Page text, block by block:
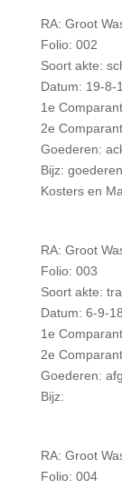
RA: Groot
Folio: 002
Soort akte:
Datum: 19-8-
1e
2e
Goederen:
Bijz:
Kosters en
RA: Groot
Folio: 003
Soort akte:
Datum: 6-9-
1e
2e
Goederen:
Bijz:
RA: Groot
Folio: 004